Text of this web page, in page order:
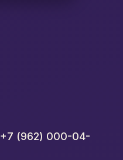
+7 (962) 000-04-